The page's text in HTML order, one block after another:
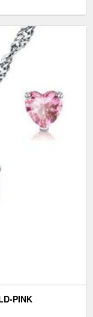
PINK